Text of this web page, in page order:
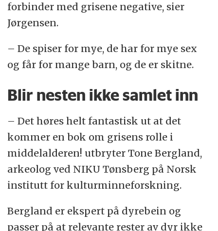
forbinder med grisene negative, sier
Jørgensen.
– De spiser for mye, de har for mye sex
og får for mange barn, og de er skitne.
Blir nesten ikke samlet inn
– Det høres helt fantastisk ut at det
kommer en bok om grisens rolle i
middelalderen! utbryter Tone Bergland,
arkeolog ved NIKU Tønsberg på Norsk
institutt for kulturminneforskning.
Bergland er ekspert på dyrebein og
passer på at relevante rester av dyr ikke